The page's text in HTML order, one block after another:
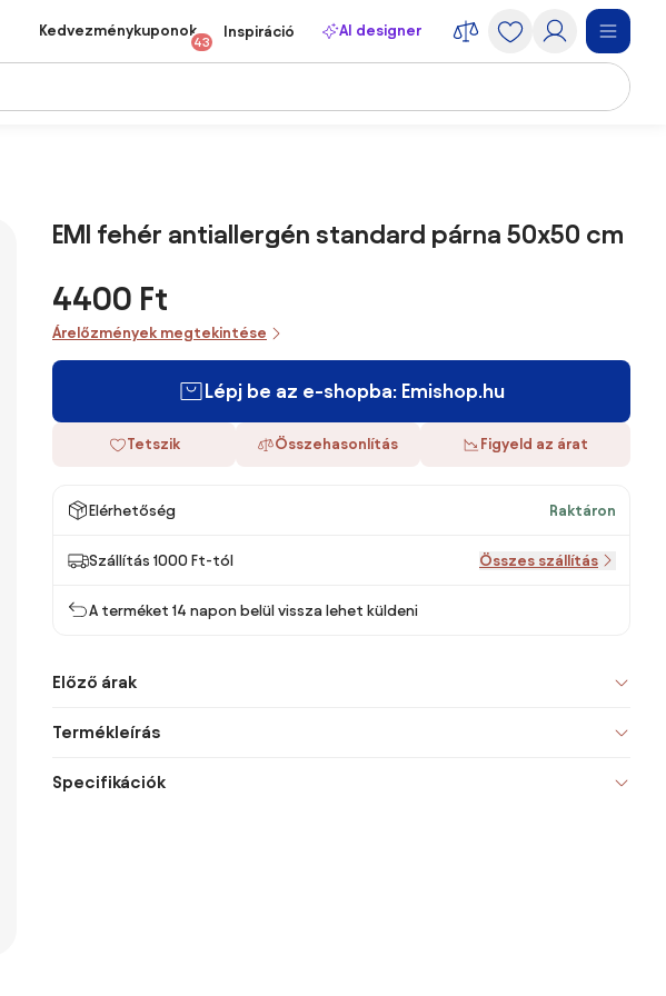
Kedvezménykuponok
43
Inspiráció AI designer
EMI fehér antiallergén standard párna 50x50 cm
4400 Ft
Árelőzmények megtekintése
Lépj be az e-shopba: Emishop.hu
Tetszik Összehasonlítás Figyeld az árat
Elérhetőség Raktáron
Szállítás 1000 Ft-tól Összes szállítás
A terméket 14 napon belül vissza lehet küldeni
Előző árak
Termékleírás
Specifikációk